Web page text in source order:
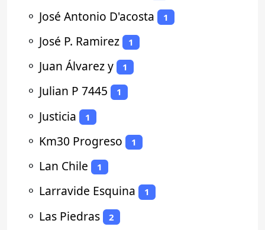
⚬ José Antonio D'acosta 1
⚬ José P. Ramirez 1
⚬ Juan Álvarez y 1
⚬ Julian P 7445 1
⚬ Justicia 1
⚬ Km30 Progreso 1
⚬ Lan Chile 1
⚬ Larravide Esquina 1
⚬ Las Piedras 2